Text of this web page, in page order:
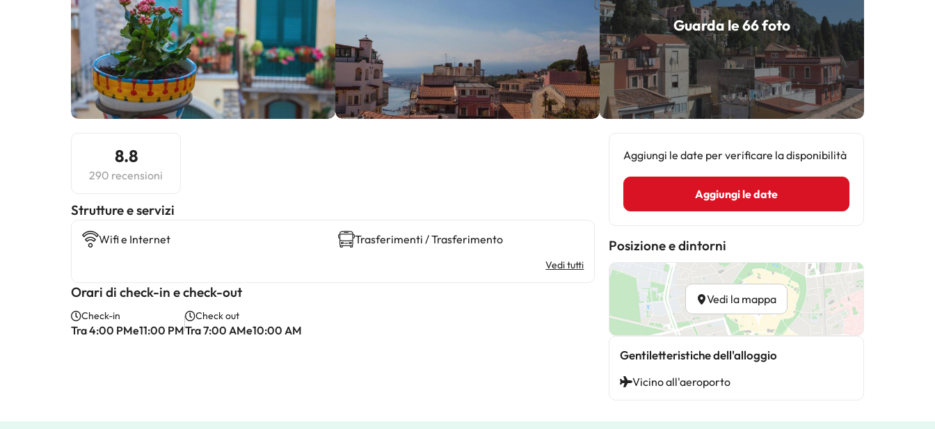
Guarda le 66 foto
8.8
290 recensioni
​Strutture e servizi
Wifi e Internet Trasferimenti / Trasferimento
Vedi tutti
Orari di check-in e check-out
Check-in
Tra 4:00 PMe11:00 PM
Check out
Tra 7:00 AMe10:00 AM
Aggiungi le date per verificare la disponibilità
Aggiungi le date
Posizione e dintorni
Vedi la mappa
Gentiletteristiche dell'alloggio
Vicino all'aeroporto